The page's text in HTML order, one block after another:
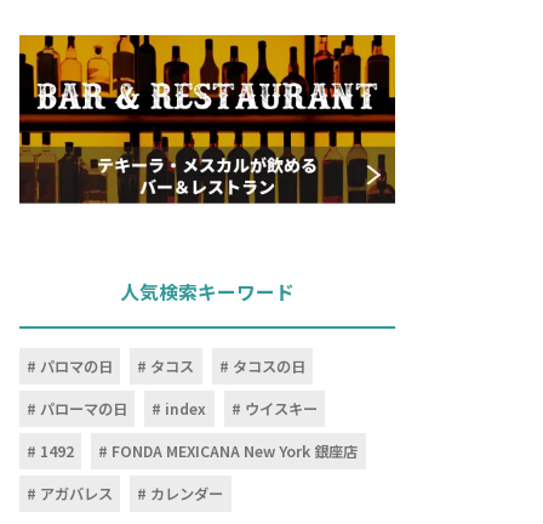
人気検索キーワード
パロマの日 タコス
タコスの日
パローマの日
index
ウイスキー
1492
FONDA MEXICANA New York 銀座店
アガバレス
カレンダー